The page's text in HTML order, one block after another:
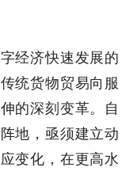
经济快速发展的
统货物贸易向服
的深刻变革。自
地，亟须建立动
变化，在更高水